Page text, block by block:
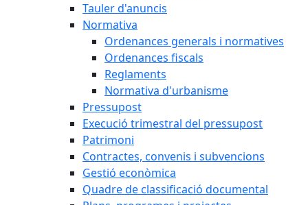
Tauler d'anuncis
Normativa
Ordenances generals i normatives
Ordenances fiscals
Reglaments
Normativa d'urbanisme
Pressupost
Execució trimestral del pressupost
Patrimoni
Contractes, convenis i subvencions
Gestió econòmica
Quadre de classificació documental